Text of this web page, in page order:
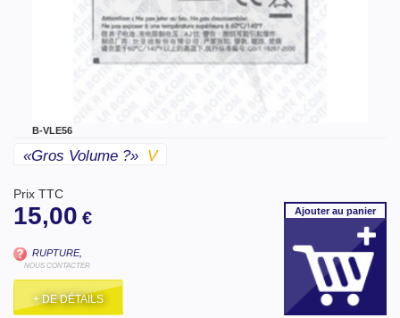
B-VLE56
«gros Volume ?» V
Prix TTC
15,00 €
RUPTURE,
NOUS CONTACTER
+ DE DÉTAILS
Ajouterau panier